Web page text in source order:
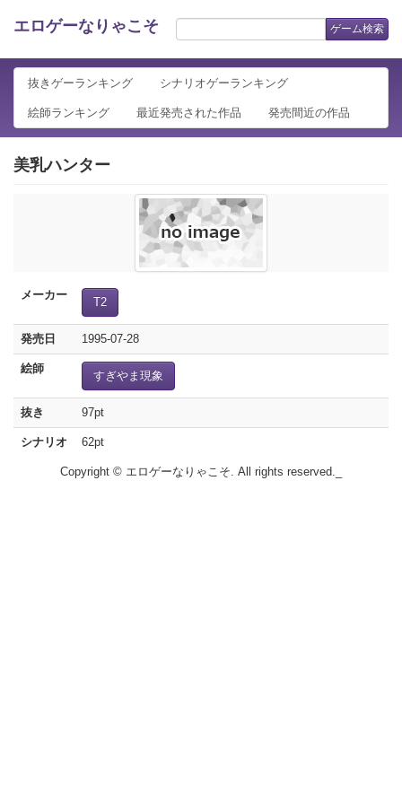
エロゲーなりゃこそ ゲーム検索
抜きゲーランキング シナリオゲーランキング
絵師ランキング 最近発売された作品 発売間近の作品
美乳ハンター
メーカー
T2
発売日 1995-07-28
絵師
すぎやま現象
抜き 97pt
シナリオ 62pt
Copyright © エロゲーなりゃこそ. All rights reserved._